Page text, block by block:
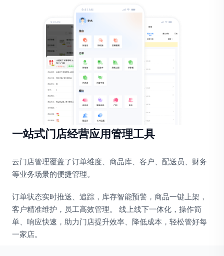
一站式门店经营应用管理工具
云门店管理覆盖了订单维度、商品库、客户、配送员、财务
等业务场景的便捷管理。
订单状态实时推送、追踪，库存智能预警，商品一键上架，
客户精准维护，员工高效管理。 线上线下一体化，操作简
单、响应快速，助力门店提升效率、降低成本，轻松管好每
一家店。